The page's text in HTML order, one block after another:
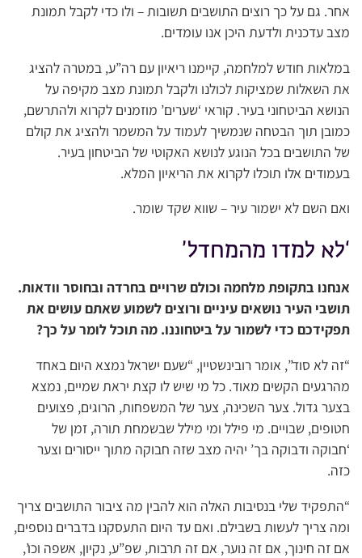
אחר. גם על כך רוצים התושבים תשובות – ולו כדי לקבל תמונת
מצב עדכנית ולדעת היכן אנו עומדים.
במלאות חודש למלחמה, קיימנו ריאיון עם רה”ע, במטרה להציג
את השאלות שמציקות לכולנו ולקבל תמונת מצב מקיפה על
הנושא הביטחוני בעיר. קוראי ‘שערים’ מוזמנים לקרוא ולהתרשם,
כמובן תוך הבטחה שנמשיך לעמוד על המשמר ולהציג את קולם
של התושבים בכל הנוגע לנושא האקוטי של הביטחון בעיר.
בעמודים אלו תוכלו לקרוא את הריאיון המלא.
ואם השם לא ישמור עיר – שווא שקד שומר.
‘לא למדו מהמחדל’
אנחנו בתקופת מלחמה וכולם שרויים בחרדה ובחוסר וודאות.
תושבי העיר נושאים עיניים ורוצים לשמוע שאתם עושים את
תפקידכם כדי לשמור על ביטחוננו. מה תוכל לומר על כך?
“זה לא סוד”, אומר רובינשטיין, “שעם ישראל נמצא היום באחד
מהרגעים הקשים מאוד. כל מי שיש לו קצת יראת שמיים, נמצא
בצער גדול. צער השכינה, צער של המשפחות, הרוגים, פצועים
חטופים, שבויים. מי פילל ומי מילל שבשמחת תורה, זמן של
‘חבוקה ודבוקה בך’ יהיה מצב שזה חבוקה מתוך ייסורים וצער
כזה.
“התפקיד שלי בנסיבות האלה הוא להבין מה ציבור התושבים צריך
ומה צריך לעשות בשבילם. ואם עד היום התעסקנו בדברים נוספים,
אם זה חינוך, אם זה נוער, אם זה תרבות, שפ”ע, נקיון, אשפה וכו’,